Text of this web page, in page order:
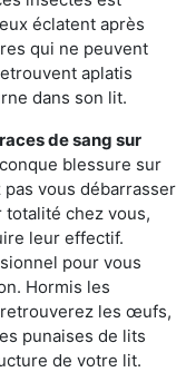
éclatent après
qui ne peuvent
aplatis
dans son lit.
de sang sur
blessure sur
vous débarrasser
totalité chez vous,
leur effectif.
pour vous
Hormis les
les œufs,
punaises de lits
de votre lit.